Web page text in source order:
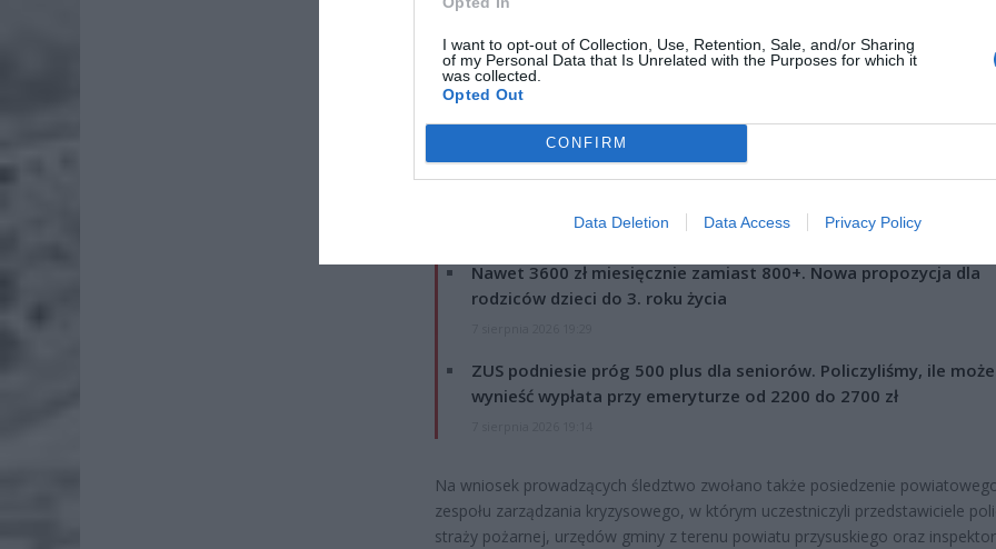
I want to opt-out of Collection, Use, Retention, Sale, and/or Sharing
of my Personal Data that Is Unrelated with the Purposes for which it
was collected.
Opted Out
CONFIRM
Data Deletion Data Access Privacy Policy
ad
Nawet 3600 zł miesięcznie zamiast 800+. Nowa propozycja dla
rodziców dzieci do 3. roku życia
ZUS podniesie próg 500 plus dla seniorów. Policzyliśmy, ile może
wynieść wypłata przy emeryturze od 2200 do 2700 zł
Na wniosek prowadzących śledztwo zwołano także posiedzenie
zespołu zarządzania kryzysowego, w którym uczestniczyli przedstawiciele
straży pożarnej, urzędów gminy z terenu powiatu przysuskiego oraz